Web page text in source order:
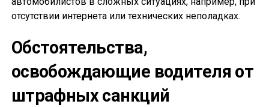
отсутствии интернета или технических неполадках.
Обстоятельства,
освобождающие водителя от
штрафных санкций